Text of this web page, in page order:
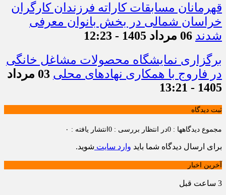
قهرمانان مسابقات کاراته فرزندان کارگران
خراسان شمالی در بخش بانوان معرفی
شدند 06 مرداد 1405 - 12:23
برگزاری نمایشگاه محصولات مشاغل خانگی
در فاروج با همکاری نهادهای محلی
03 مرداد
1405 - 13:21
ثبت دیدگاه
مجموع دیدگاهها : 0 در انتظار بررسی : 0 انتشار یافته : ۰
برای ارسال دیدگاه شما باید وارد سایت شوید.
آخرین اخبار
3 ساعت قبل